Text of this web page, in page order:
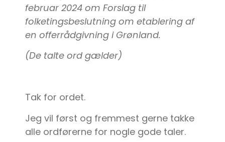
februar 2024 om Forslag til
folketingsbeslutning om etablering af
en offerrådgivning i Grønland.
(De talte ord gælder)
Tak for ordet.
Jeg vil først og fremmest gerne takke
alle ordførerne for nogle gode taler.